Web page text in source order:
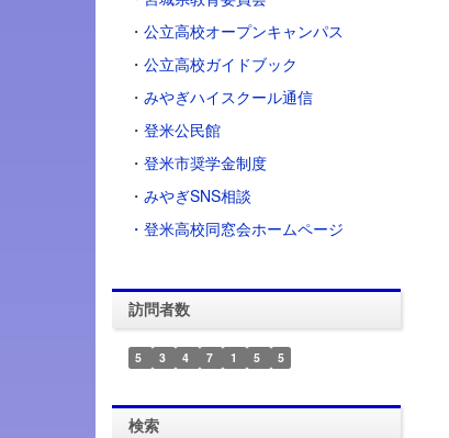
・ 公立高校オープンキャンパス
・ 公立高校ガイドブック
・ みやぎハイスクール通信
・ 登米公民館
・ 登米市奨学金制度
・ みやぎSNS相談
・登米高校同窓会ホームページ
訪問者数
5 3 4 7 1 5 5
検索